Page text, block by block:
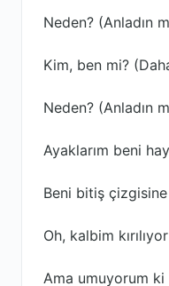
Neden? (Anladın
Kim, ben mi?
Neden? (Anladın
Ayaklarım beni
Beni bitiş
Oh, kalbim
Ama umuyorum ki